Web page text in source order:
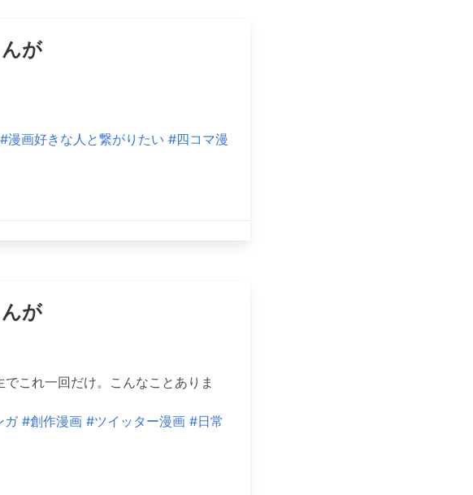
が
#漫画好きな人と繋がりたい #四コマ漫
が
これ一回だけ。こんなことありま
ガ #創作漫画 #ツイッター漫画 #日常